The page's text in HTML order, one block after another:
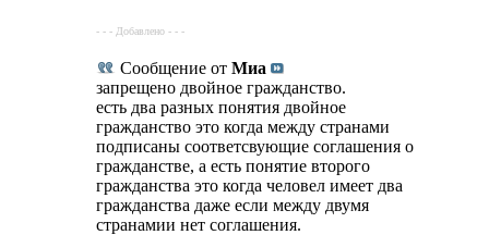
- - - Добавлено - - -
Сообщение от Миа
запрещено двойное гражданство.
есть два разных понятия двойное
гражданство это когда между странами
подписаны соответсвующие соглашения о
гражданстве, а есть понятие второго
гражданства это когда человел имеет два
гражданства даже если между двумя
странамии нет соглашения.